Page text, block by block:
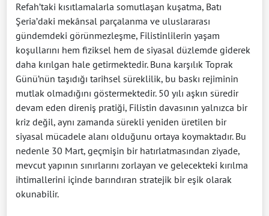
Refah’taki kısıtlamalarla somutlaşan kuşatma, Batı
Şeria’daki mekânsal parçalanma ve uluslararası
gündemdeki görünmezleşme, Filistinlilerin yaşam
koşullarını hem fiziksel hem de siyasal düzlemde giderek
daha kırılgan hale getirmektedir. Buna karşılık Toprak
Günü’nün taşıdığı tarihsel süreklilik, bu baskı rejiminin
mutlak olmadığını göstermektedir. 50 yılı aşkın süredir
devam eden direniş pratiği, Filistin davasının yalnızca bir
kriz değil, aynı zamanda sürekli yeniden üretilen bir
siyasal mücadele alanı olduğunu ortaya koymaktadır. Bu
nedenle 30 Mart, geçmişin bir hatırlatmasından ziyade,
mevcut yapının sınırlarını zorlayan ve gelecekteki kırılma
ihtimallerini içinde barındıran stratejik bir eşik olarak
okunabilir.